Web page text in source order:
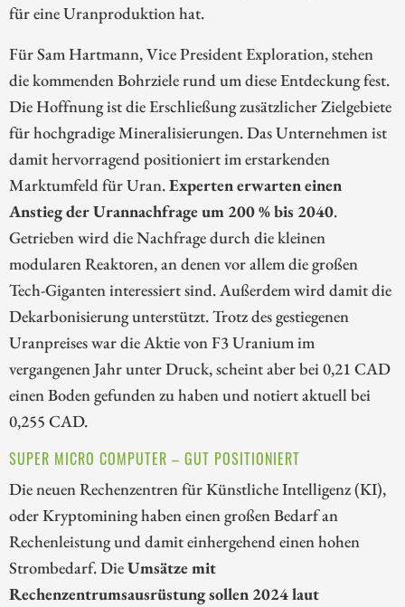
für eine Uranproduktion hat.
Für Sam Hartmann, Vice President Exploration, stehen
die kommenden Bohrziele rund um diese Entdeckung fest.
Die Hoffnung ist die Erschließung zusätzlicher Zielgebiete
für hochgradige Mineralisierungen. Das Unternehmen ist
damit hervorragend positioniert im erstarkenden
Marktumfeld für Uran.Experten erwarten einen
Anstieg der Urannachfrage um 200 % bis 2040.
Getrieben wird die Nachfrage durch die kleinen
modularen Reaktoren, an denen vor allem die großen
Tech-Giganten interessiert sind. Außerdem wird damit die
Dekarbonisierung unterstützt. Trotz des gestiegenen
Uranpreises war die Aktie von F3 Uranium im
vergangenen Jahr unter Druck, scheint aber bei 0,21 CAD
einen Boden gefunden zu haben und notiert aktuell bei
0,255 CAD.
SUPER MICRO COMPUTER – GUT POSITIONIERT
Die neuen Rechenzentren für Künstliche Intelligenz (KI),
oder Kryptomining haben einen großen Bedarf an
Rechenleistung und damit einhergehend einen hohen
Strombedarf. DieUmsätze mit
Rechenzentrumsausrüstung sollen 2024 laut